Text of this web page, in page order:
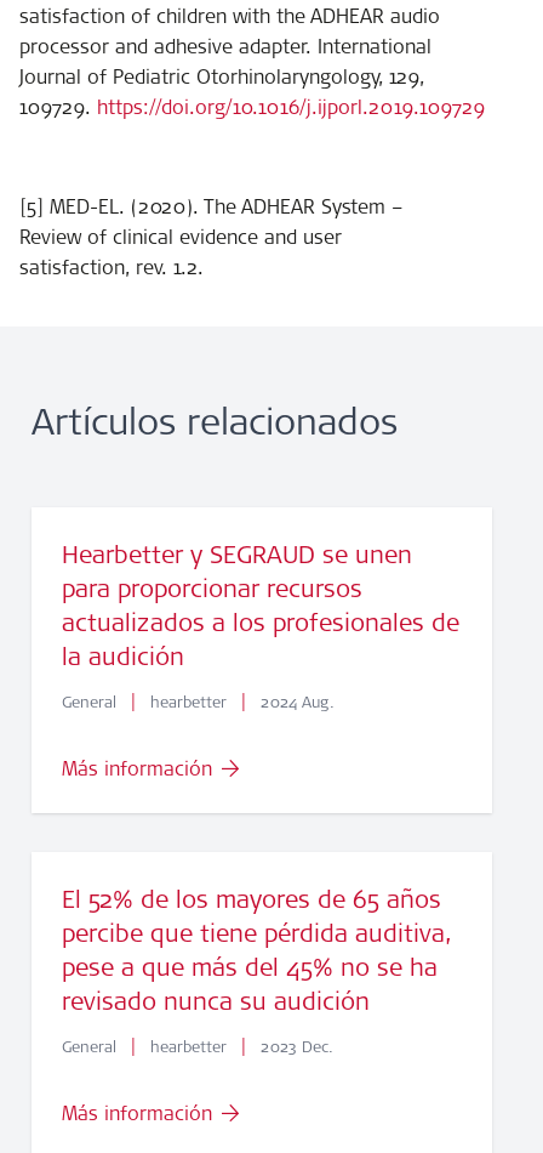
satisfaction of children with the ADHEAR audio
processor and adhesive adapter. International
Journal of Pediatric Otorhinolaryngology, 129,
109729. https://doi.org/10.1016/j.ijporl.2019.109729
[5] MED-EL. (2020). The ADHEAR System –
Review of clinical evidence and user
satisfaction, rev. 1.2.
Artículos relacionados
Hearbetter y SEGRAUD se unen
para proporcionar recursos
actualizados a los profesionales de
la audición
General | hearbetter | 2024 Aug.
Más información
El 52% de los mayores de 65 años
percibe que tiene pérdida auditiva,
pese a que más del 45% no se ha
revisado nunca su audición
General | hearbetter | 2023 Dec.
Más información